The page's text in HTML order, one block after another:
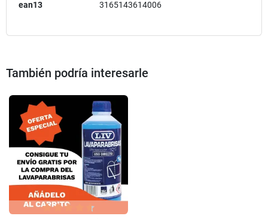
ean13 3165143614006
También podría interesarle